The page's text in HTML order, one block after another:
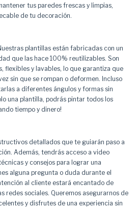
tus paredes frescas y limpias,
de tu decoración.
plantillas están fabricadas con un
que las hace 100% reutilizables. Son
flexibles y lavables, lo que garantiza que
sin que se rompan o deformen. Incluso
a diferentes ángulos y formas sin
una plantilla, podrás pintar todos los
tiempo y dinero!
detallados que te guiarán paso a
Además, tendrás acceso a video
y consejos para lograr una
alguna pregunta o duda durante el
al cliente estará encantado de
redes sociales. Queremos asegurarnos de
y disfrutes de una experiencia sin